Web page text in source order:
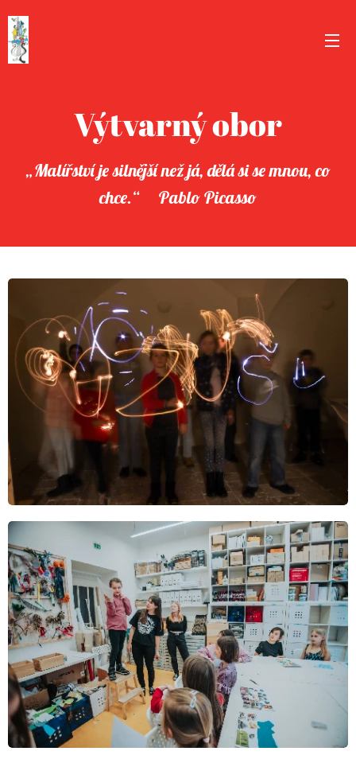
Výtvarný obor
„Malířství je silnější než já, dělá si se mnou, co
chce.“ Pablo Picasso